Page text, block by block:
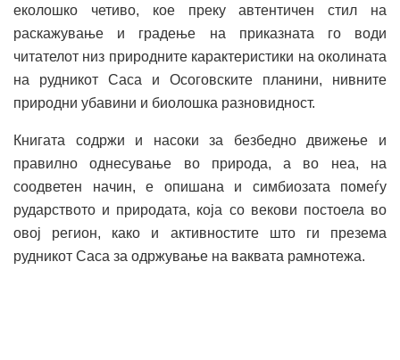
еколошко четиво, кое преку автентичен стил на
раскажување и градење на приказната го води
читателот низ природните карактеристики на околината
на рудникот Саса и Осоговските планини, нивните
природни убавини и биолошка разновидност.
Книгата содржи и насоки за безбедно движење и
правилно однесување во природа, а во неа, на
соодветен начин, е опишана и симбиозата помеѓу
рударството и природата, која со векови постоела во
овој регион, како и активностите што ги презема
рудникот Саса за одржување на ваквата рамнотежа.